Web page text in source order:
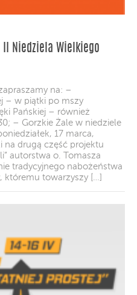
II Niedziela Wielkiego
na: –
– w piątki po mszy
Pańskiej – również
– Gorzkie Żale w niedziele
17 marca,
na drugą część projektu
autorstwa o. Tomasza
tradycyjnego nabożeństwa
któremu towarzyszy […]